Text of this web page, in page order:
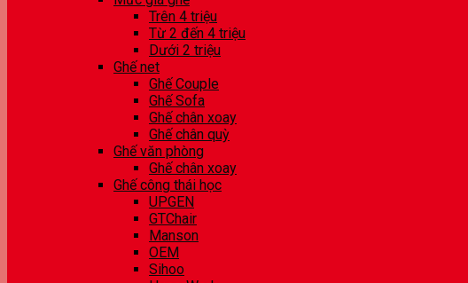
Trên 4 triệu
Từ 2 đến 4 triệu
Dưới 2 triệu
Ghế net
Ghế Couple
Ghế Sofa
Ghế chân xoay
Ghế chân quỳ
Ghế văn phòng
Ghế chân xoay
Ghế công thái học
UPGEN
GTChair
Manson
OEM
Sihoo